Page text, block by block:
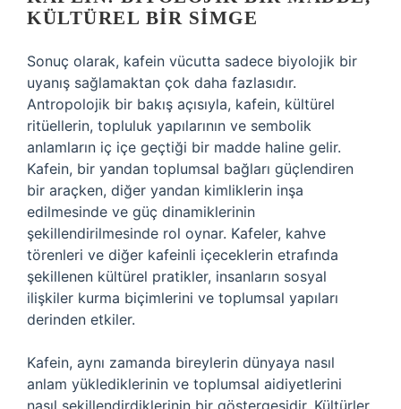
KÜLTÜREL BIR SIMGE
Sonuç olarak, kafein vücutta sadece biyolojik bir
uyanış sağlamaktan çok daha fazlasıdır.
Antropolojik bir bakış açısıyla, kafein, kültürel
ritüellerin, topluluk yapılarının ve sembolik
anlamların iç içe geçtiği bir madde haline gelir.
Kafein, bir yandan toplumsal bağları güçlendiren
bir araçken, diğer yandan kimliklerin inşa
edilmesinde ve güç dinamiklerinin
şekillendirilmesinde rol oynar. Kafeler, kahve
törenleri ve diğer kafeinli içeceklerin etrafında
şekillenen kültürel pratikler, insanların sosyal
ilişkiler kurma biçimlerini ve toplumsal yapıları
derinden etkiler.
Kafein, aynı zamanda bireylerin dünyaya nasıl
anlam yüklediklerinin ve toplumsal aidiyetlerini
nasıl şekillendirdiklerinin bir göstergesidir. Kültürler,